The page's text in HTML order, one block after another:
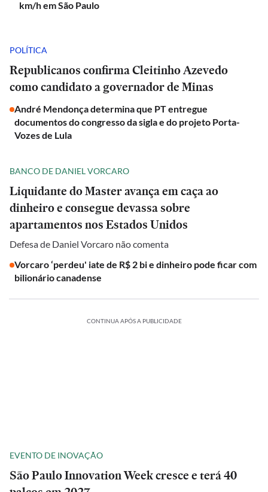
km/h em São Paulo
POLÍTICA
Republicanos confirma Cleitinho Azevedo
como candidato a governador de Minas
André Mendonça determina que PT entregue
documentos do congresso da sigla e do projeto Porta-
Vozes de Lula
BANCO DE DANIEL VORCARO
Liquidante do Master avança em caça ao
dinheiro e consegue devassa sobre
apartamentos nos Estados Unidos
Defesa de Daniel Vorcaro não comenta
Vorcaro ‘perdeu' iate de R$ 2 bi e dinheiro pode ficar com
bilionário canadense
CONTINUA APÓS A PUBLICIDADE
EVENTO DE INOVAÇÃO
São Paulo Innovation Week cresce e terá 40